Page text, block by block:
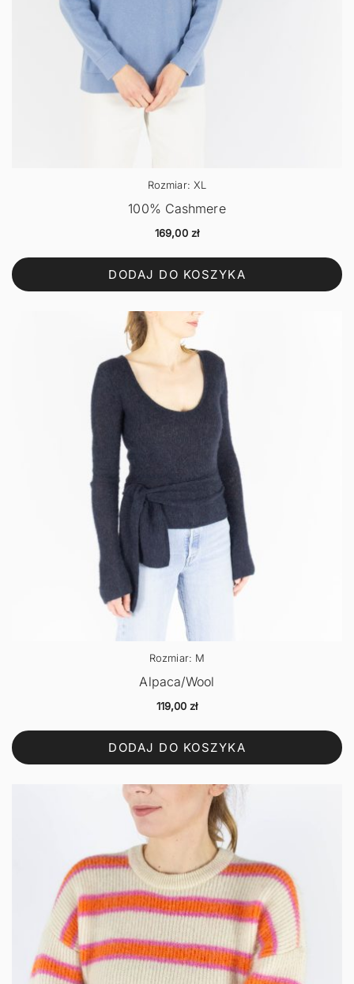
Rozmiar: XL
100% Cashmere
169,00 zł
DODAJ DO KOSZYKA
Rozmiar: M
Alpaca/Wool
119,00 zł
DODAJ DO KOSZYKA